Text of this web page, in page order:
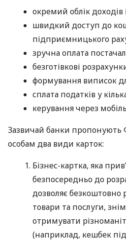
окремий облік доходів
швидкий доступ до
підприємницького
зручна оплата
безготівкові
формування виписок
сплата податків у
керування через
Зазвичай банки
особам два види карток:
Бізнес-картка, яка
безпосередньо до
дозволяє безкоштовно
товари та послуги,
отримувати
(наприклад, кешбек